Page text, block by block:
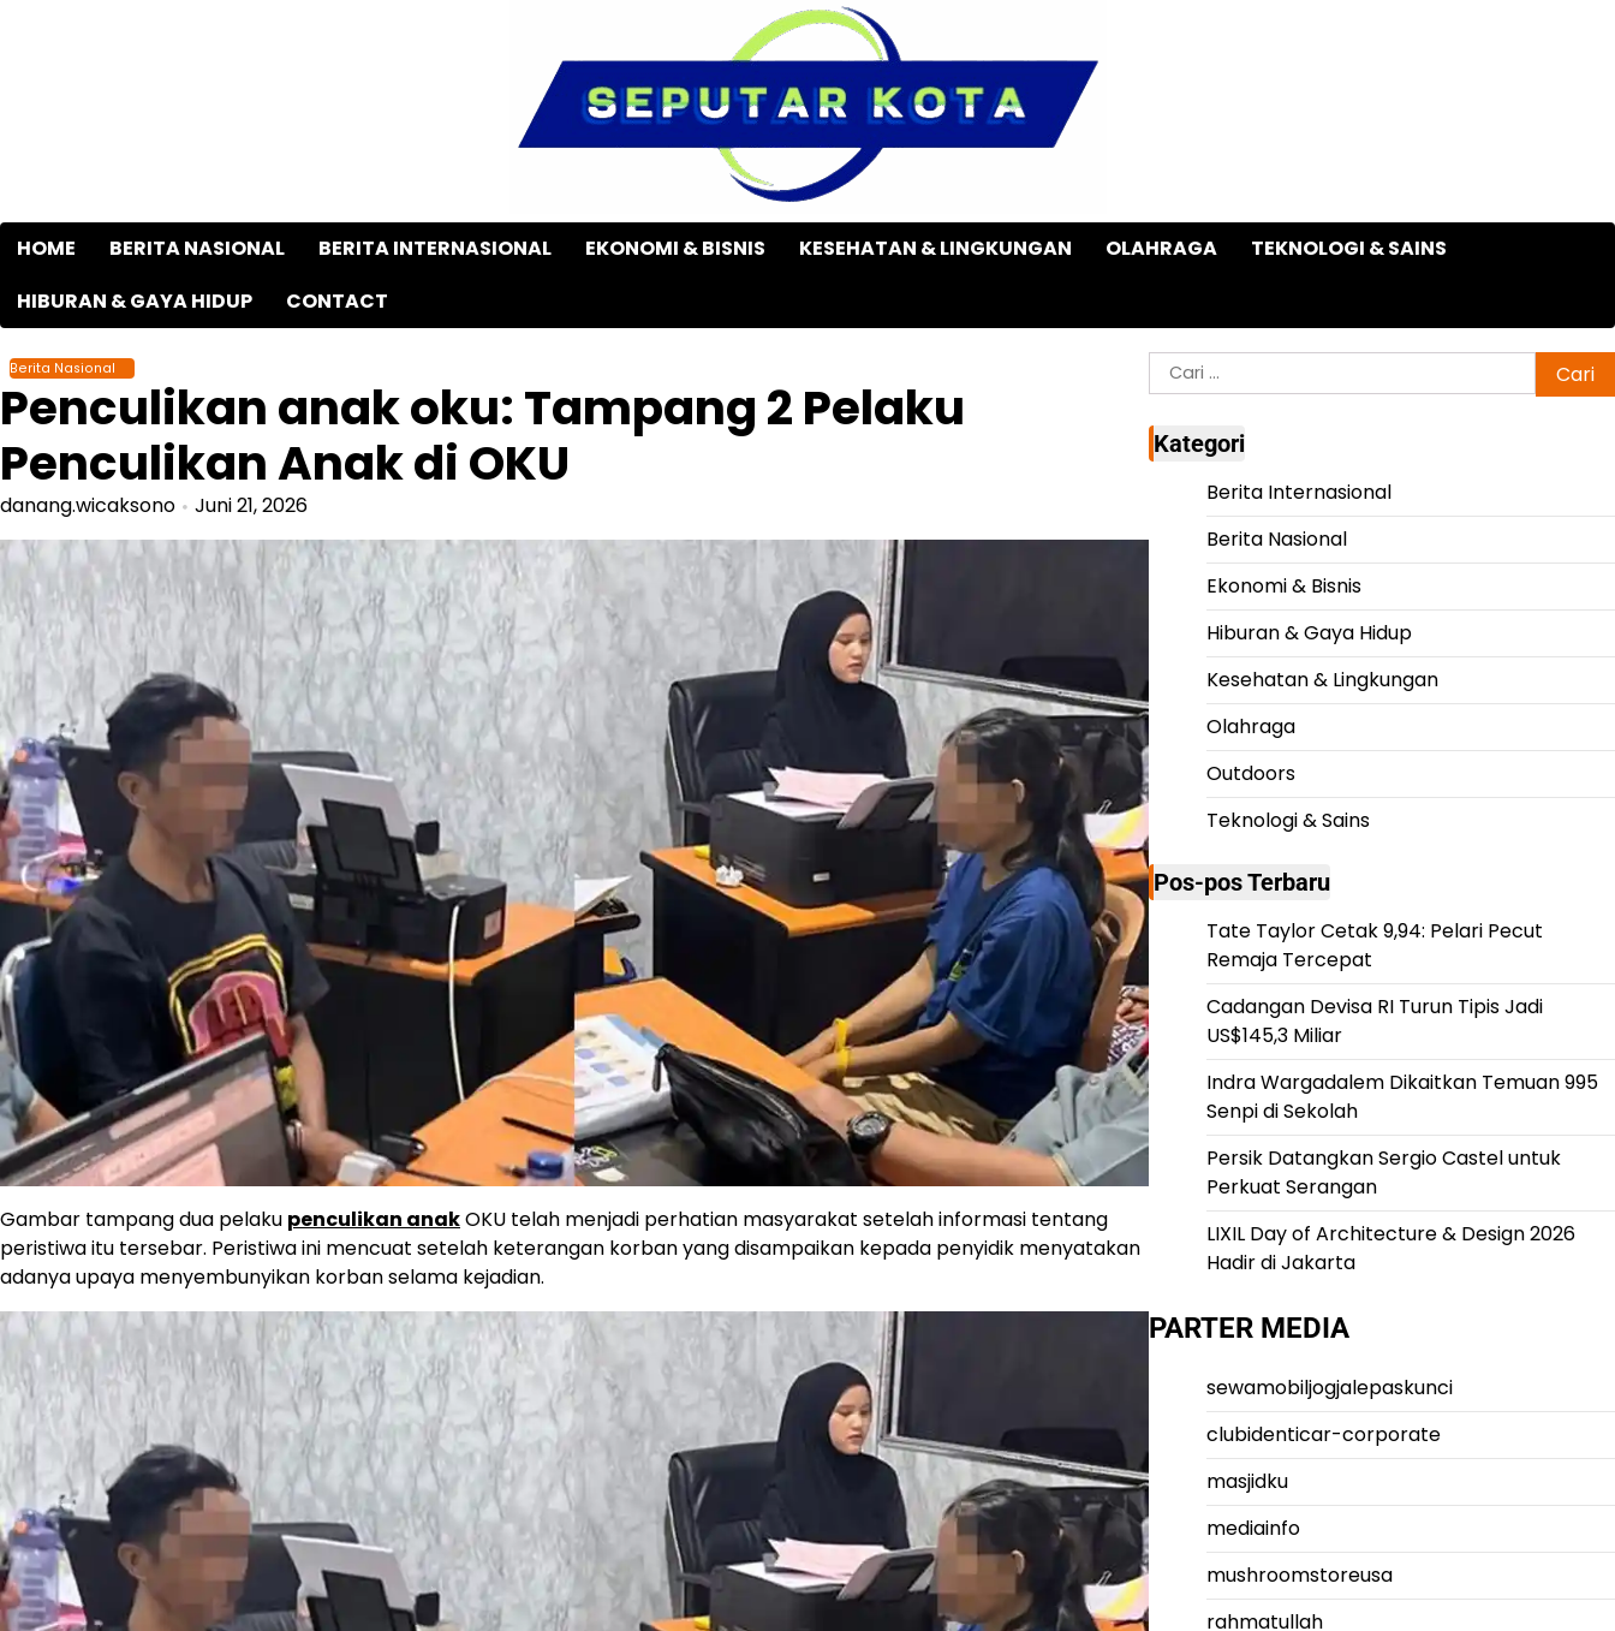
HOME BERITA NASIONAL BERITA INTERNASIONAL EKONOMI & BISNIS KESEHATAN & LINGKUNGAN OLAHRAGA
TEKNOLOGI & SAINS
HIBURAN & GAYA HIDUP
CONTACT
Berita Nasional
Penculikan anak oku: Tampang 2 Pelaku
Penculikan Anak di OKU
danang.wicaksono Juni 21, 2026
Gambar tampang dua pelaku penculikan anakOKU telah menjadi perhatian masyarakat setelah informasi tentang
peristiwa itu tersebar. Peristiwa ini mencuat setelah keterangan korban yang disampaikan kepada penyidik menyatakan
adanya upaya menyembunyikan korban selama kejadian.
Cari
untuk:
Kategori
Berita Internasional
Berita Nasional
Ekonomi & Bisnis
Hiburan & Gaya Hidup
Kesehatan & Lingkungan
Olahraga
Outdoors
Teknologi & Sains
Pos-pos Terbaru
Tate Taylor Cetak 9,94: Pelari Pecut
Remaja Tercepat
Cadangan Devisa RI Turun Tipis Jadi
US$145,3 Miliar
Indra Wargadalem Dikaitkan Temuan 995
Senpi di Sekolah
Persik Datangkan Sergio Castel untuk
Perkuat Serangan
LIXIL Day of Architecture & Design 2026
Hadir di Jakarta
PARTER MEDIA
sewamobiljogjalepaskunci
clubidenticar-corporate
masjidku
mediainfo
mushroomstoreusa
rahmatullah